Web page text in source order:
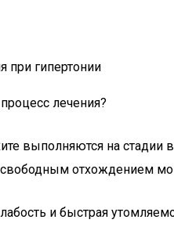
при гипертонии
лечения?
выполняются на стадии
свободным отхождением
и быстрая